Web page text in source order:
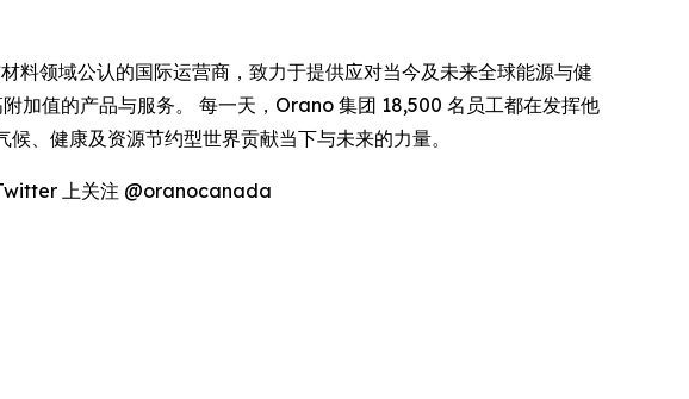
领域公认的国际运营商，致力于提供应对当今及未来全球能源与健
加值的产品与服务。 每一天，Orano 集团 18,500 名员工都在发挥他
、健康及资源节约型世界贡献当下与未来的力量。
上关注 @oranocanada